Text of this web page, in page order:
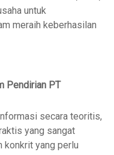
untuk
meraih keberhasilan
Pendirian PT
secara teoritis,
yang sangat
konkrit yang perlu